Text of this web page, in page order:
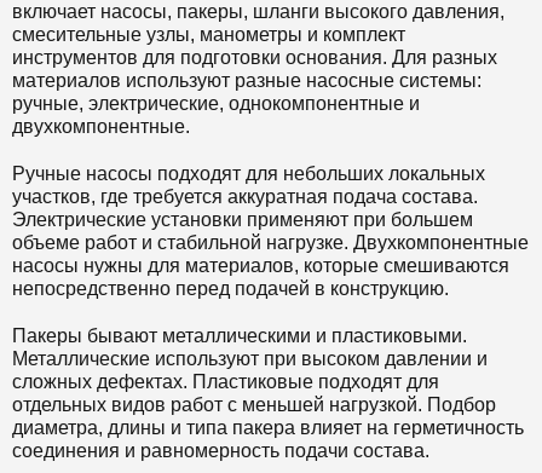
включает насосы, пакеры, шланги высокого давления,
смесительные узлы, манометры и комплект
инструментов для подготовки основания. Для разных
материалов используют разные насосные системы:
ручные, электрические, однокомпонентные и
двухкомпонентные.
Ручные насосы подходят для небольших локальных
участков, где требуется аккуратная подача состава.
Электрические установки применяют при большем
объеме работ и стабильной нагрузке. Двухкомпонентные
насосы нужны для материалов, которые смешиваются
непосредственно перед подачей в конструкцию.
Пакеры бывают металлическими и пластиковыми.
Металлические используют при высоком давлении и
сложных дефектах. Пластиковые подходят для
отдельных видов работ с меньшей нагрузкой. Подбор
диаметра, длины и типа пакера влияет на герметичность
соединения и равномерность подачи состава.